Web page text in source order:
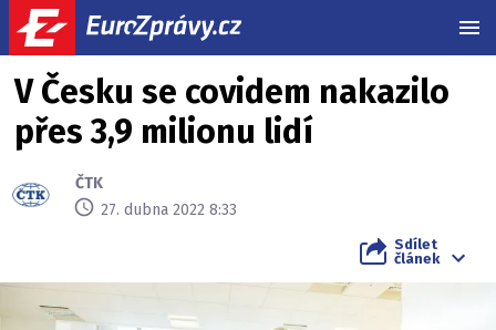
V Česku se covidem nakazilo
přes 3,9 milionu lidí
ČTK
27. dubna 2022 8:33
Sdílet
článek